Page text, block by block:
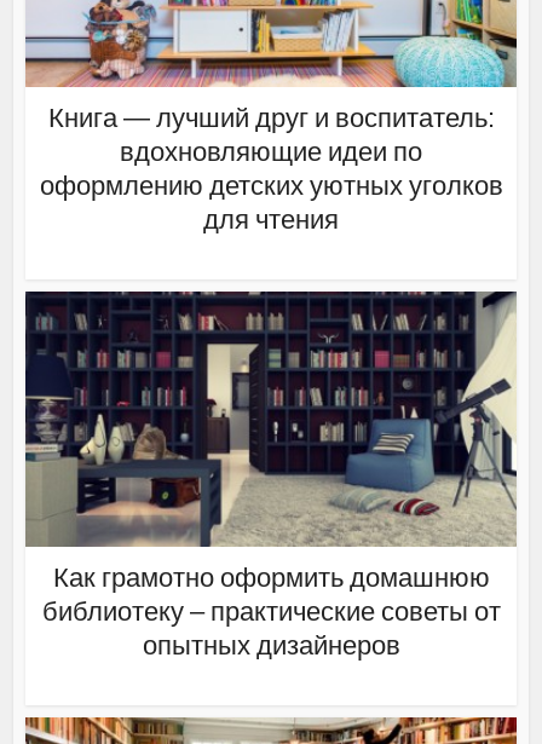
Книга — лучший друг и воспитатель:
вдохновляющие идеи по
оформлению детских уютных уголков
для чтения
Как грамотно оформить домашнюю
библиотеку – практические советы от
опытных дизайнеров